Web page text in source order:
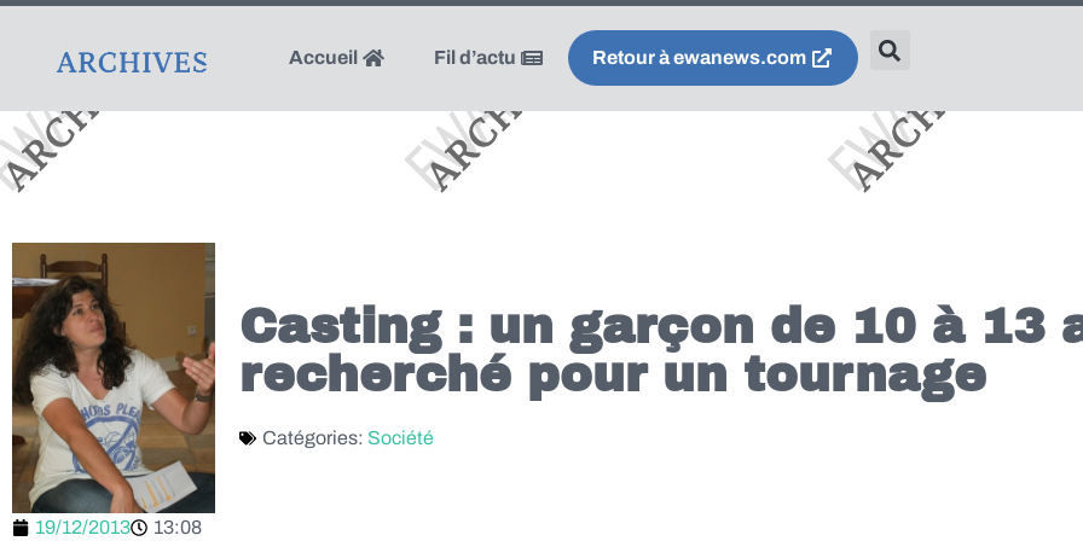
Accueil Fil d’actu Retour à ewanews.com
Casting : un garçon de 10 à 13
recherché pour un tournage
Catégories: Société
19/12/2013 13:08